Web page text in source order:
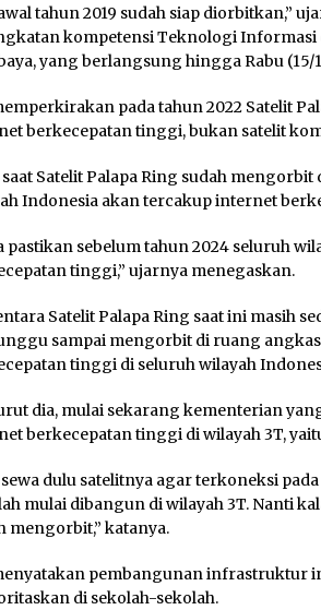
tahun 2019 sudah siap diorbitkan,”
kompetensi Teknologi Informasi
yang berlangsung hingga Rabu (15/
pada tahun 2022 Satelit
berkecepatan tinggi, bukan satelit
saat Satelit Palapa Ring sudah
Indonesia akan tercakup internet
pastikan sebelum tahun 2024 seluruh
tinggi,” ujarnya menegaskan.
Satelit Palapa Ring saat ini masih
sampai mengorbit di ruang
tinggi di seluruh wilayah
dia, mulai sekarang kementerian
berkecepatan tinggi di wilayah 3T,
sewa dulu satelitnya agar terkoneksi
mulai dibangun di wilayah 3T. Nanti
mengorbit,” katanya.
pembangunan infrastruktur
di sekolah-sekolah.